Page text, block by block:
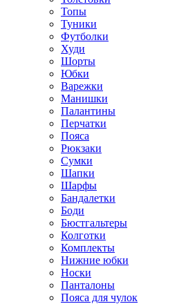
Топы
Туники
Футболки
Худи
Шорты
Юбки
Варежки
Манишки
Палантины
Перчатки
Пояса
Рюкзаки
Сумки
Шапки
Шарфы
Бандалетки
Боди
Бюстгальтеры
Колготки
Комплекты
Нижние юбки
Носки
Панталоны
Поясa для чулок